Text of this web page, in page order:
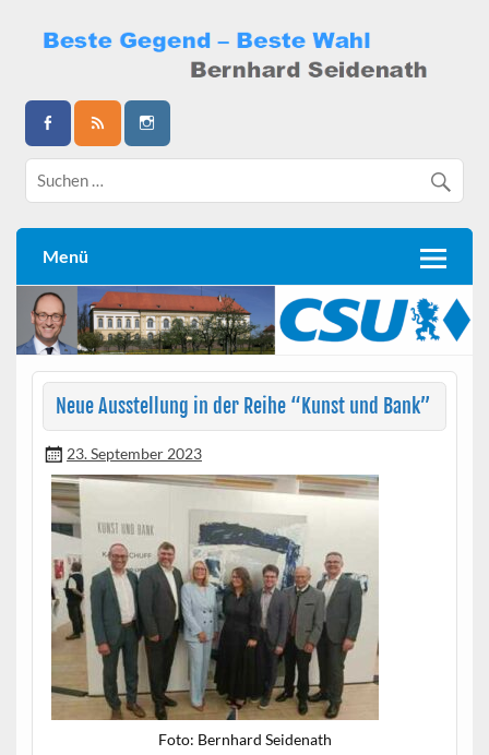
content
Bernhard Seidenath
Menü
Neue Ausstellung in der Reihe “Kunst und Bank”
23. September 2023
Foto: Bern­hard Seidenath